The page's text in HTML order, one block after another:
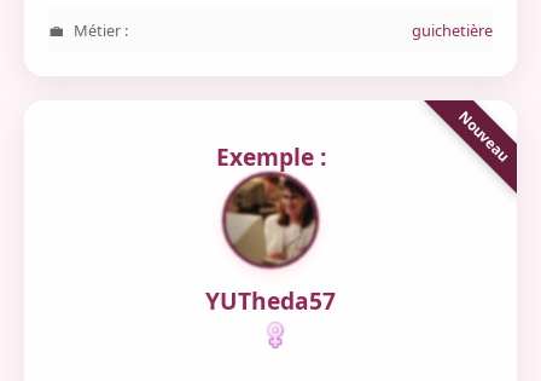
Métier : guichetière
Exemple :
YUTheda57